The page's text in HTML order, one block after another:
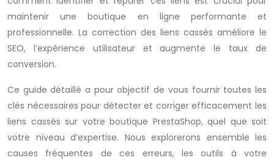
maintenir une boutique en ligne performante et
professionnelle. La correction des liens cassés améliore le
SEO, l’expérience utilisateur et augmente le taux de
conversion.
Ce guide détaillé a pour objectif de vous fournir toutes les
clés nécessaires pour détecter et corriger efficacement les
liens cassés sur votre boutique PrestaShop, quel que soit
votre niveau d’expertise. Nous explorerons ensemble les
causes fréquentes de ces erreurs, les outils à votre